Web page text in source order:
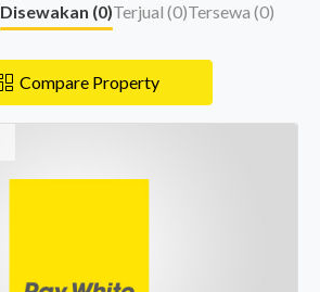
Disewakan (0)Terjual (0)Tersewa (0)
Compare Property